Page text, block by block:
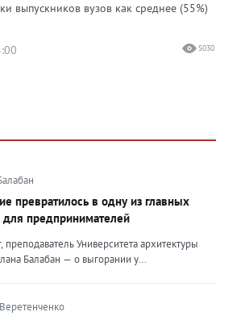
выпускников вузов как среднее (55%)
5030
превратилось в одну из главных
предпринимателей
Университета архитектуры
Балабан — о выгорании у
у предпринимателей заметно